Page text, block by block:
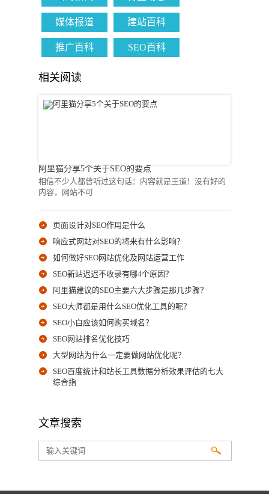
媒体报道 建站百科
推广百科 SEO百科
相关阅读
阿里猫分享5个关于SEO的要点
相信不少人都曾听过这句话：内容就是王道！没有好的
内容，网站不可
页面设计对SEO作用是什么
响应式网站对SEO的将来有什么影响？
如何做好SEO网站优化及网站运营工作
SEO新站迟迟不收录有哪4个原因？
阿里猫建议的SEO主要六大步骤是那几步骤？
SEO大师都是用什么SEO优化工具的呢？
SEO小白应该如何购买域名？
SEO网站排名优化技巧
大型网站为什么一定要做网站优化呢？
SEO百度统计和站长工具数据分析效果评估的七大
综合指
文章搜索